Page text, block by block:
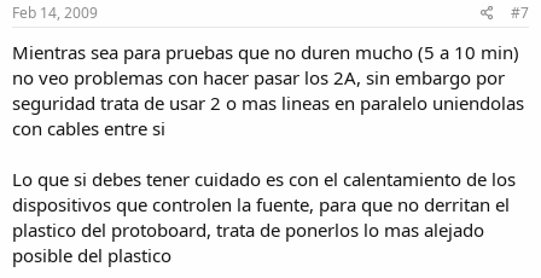
Feb 14, 2009 #7
Mientras sea para pruebas que no duren mucho (5 a 10 min)
no veo problemas con hacer pasar los 2A, sin embargo por
seguridad trata de usar 2 o mas lineas en paralelo uniendolas
con cables entre si
Lo que si debes tener cuidado es con el calentamiento de los
dispositivos que controlen la fuente, para que no derritan el
plastico del protoboard, trata de ponerlos lo mas alejado
posible del plastico